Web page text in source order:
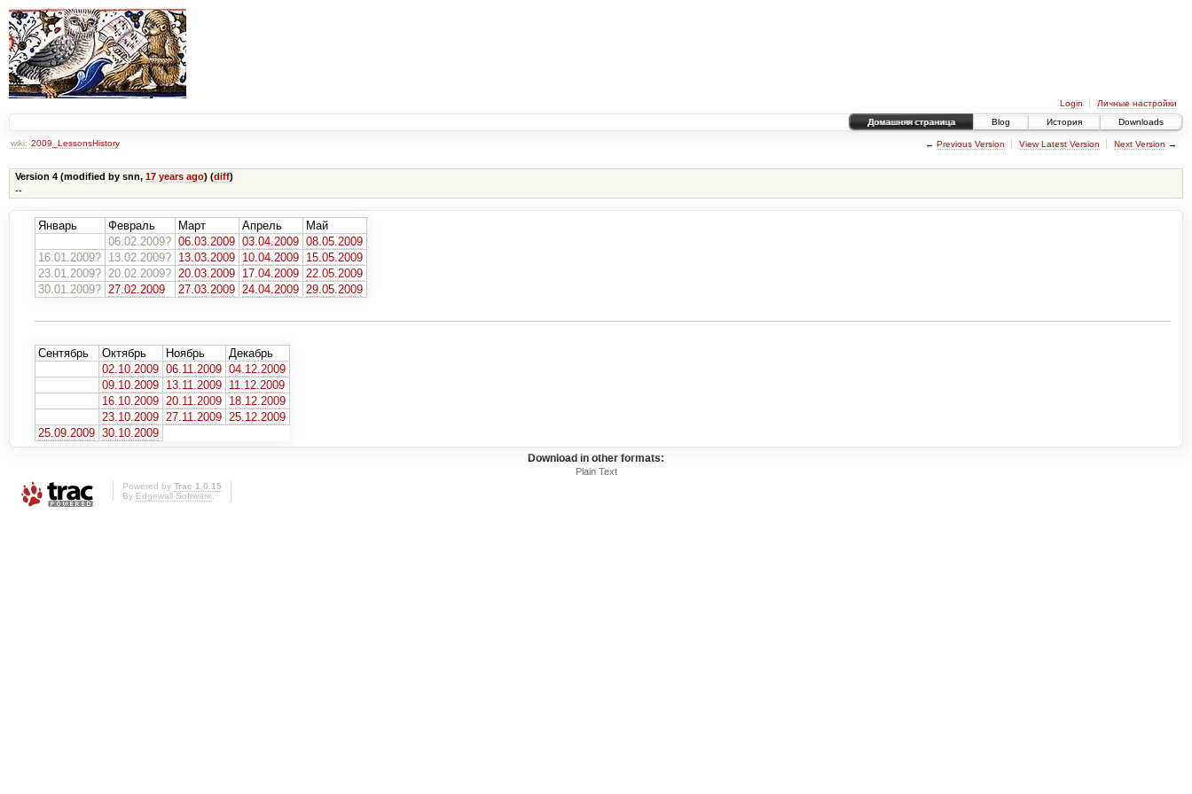
Login
Личные настройки
Домашняя страница
Blog История Downloads
wiki: 2009_LessonsHistory ← Previous Version View Latest Version Next Version →
Version 4 (modified by snn, 17 years ago) (diff)
--
Январь Февраль Март Апрель
Май
06.02.2009? 06.03.2009 03.04.2009 08.05.2009
16.01.2009? 13.02.2009? 13.03.2009 10.04.2009 15.05.2009
23.01.2009? 20.02.2009? 20.03.2009 17.04.2009 22.05.2009
30.01.2009? 27.02.2009 27.03.2009 24.04.2009 29.05.2009
Сентябрь Октябрь Ноябрь
Декабрь
02.10.2009 06.11.2009 04.12.2009
09.10.2009 13.11.2009 11.12.2009
16.10.2009 20.11.2009 18.12.2009
23.10.2009 27.11.2009 25.12.2009
25.09.2009 30.10.2009
Download in other formats:
Plain Text
Powered by Trac 1.0.15
By Edgewall Software